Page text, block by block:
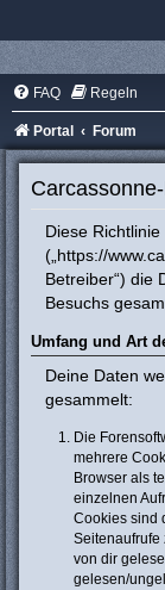
FAQ Regeln
Portal Forum
Diese
(„https://
Betreiber“) die
Besuchs
Umfang und Art
Deine Daten
gesammelt:
Die
mehrere
Browser als
einzelnen
Cookies sind
Seitenaufrufe
von dir
gelesen/